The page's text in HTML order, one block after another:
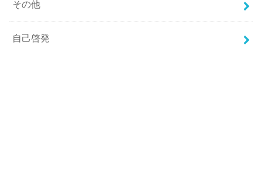
その他
自己啓発